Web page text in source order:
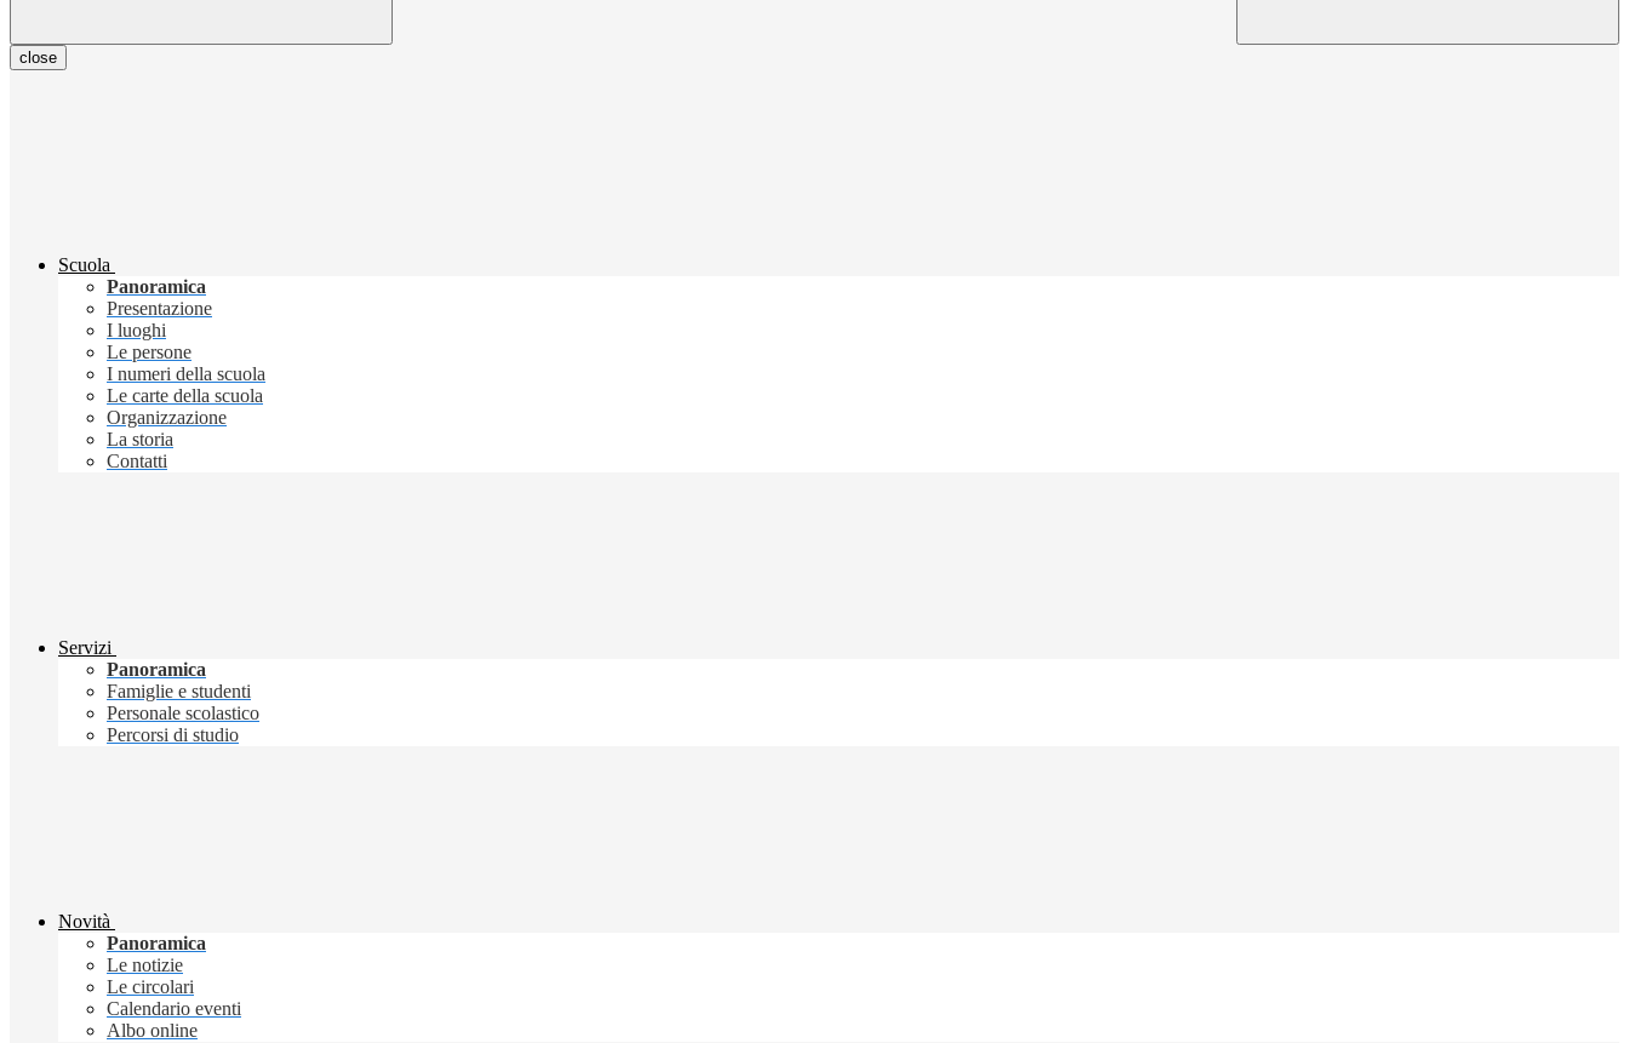
close
Scuola
Panoramica
Presentazione
I luoghi
Le persone
I numeri della scuola
Le carte della scuola
Organizzazione
La storia
Contatti
Servizi
Panoramica
Famiglie e studenti
Personale scolastico
Percorsi di studio
Novità
Panoramica
Le notizie
Le circolari
Calendario eventi
Albo online